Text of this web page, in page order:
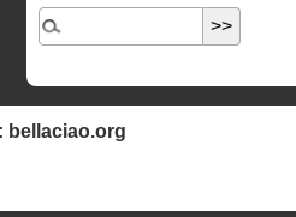
bellaciao.org